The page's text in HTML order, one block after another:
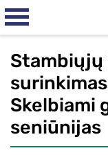
Stambiųjų
Skelbiami
seniūnijas